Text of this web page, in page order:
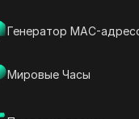
Генератор MAC-
Мировые Часы